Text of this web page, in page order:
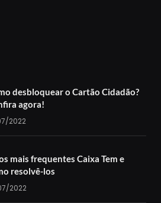
desbloquear o Cartão Cidadão?
agora!
2022
mais frequentes Caixa Tem e
resolvê-los
2022